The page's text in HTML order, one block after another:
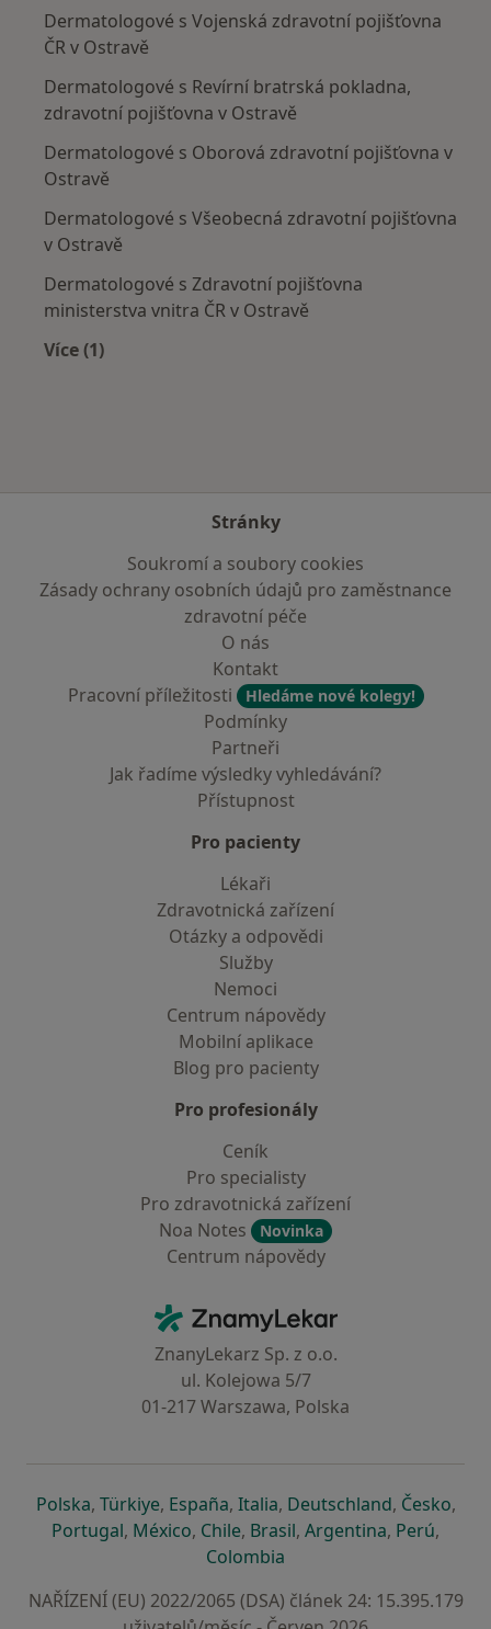
Dermatologové s Vojenská zdravotní pojišťovna
ČR v Ostravě
Dermatologové s Revírní bratrská pokladna,
zdravotní pojišťovna v Ostravě
Dermatologové s Oborová zdravotní pojišťovna v
Ostravě
Dermatologové s Všeobecná zdravotní pojišťovna
v Ostravě
Dermatologové s Zdravotní pojišťovna
ministerstva vnitra ČR v Ostravě
Více (1)
Stránky
Soukromí a soubory cookies
Zásady ochrany osobních údajů pro zaměstnance
zdravotní péče
O nás
Kontakt
Pracovní příležitosti
Hledáme nové kolegy!
Podmínky
Partneři
Jak řadíme výsledky vyhledávání?
Přístupnost
Pro pacienty
Lékaři
Zdravotnická zařízení
Otázky a odpovědi
Služby
Nemoci
Centrum nápovědy
Mobilní aplikace
Blog pro pacienty
Pro profesionály
Ceník
Pro specialisty
Pro zdravotnická zařízení
Noa Notes
Novinka
Centrum nápovědy
ZnamyLekar - Hlavní stránka
ZnanyLekarz Sp. z o.o.
ul. Kolejowa 5/7
01-217 Warszawa, Polska
Polskase otevře v nové záložce
, Türkiyese otevře v nové záložce
, Españase otevře v nové záložce
, Italiase otevře v nové záložce
, Deutschlandse otevře v
, Českose
,
Portugalse otevře v nové záložce
, Méxicose otevře v nové záložce
, Chilese otevře v nové záložce
, Brasilse otevře v nové
, Argentinase otevře v
, Perúse
,
Colombia
NAŘÍZENÍ (EU) 2022/2065 (DSA) článek 24: 15.395.179